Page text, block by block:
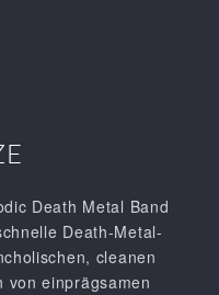
Death Metal Band
Death-Metal-
cleanen
von einprägsamen